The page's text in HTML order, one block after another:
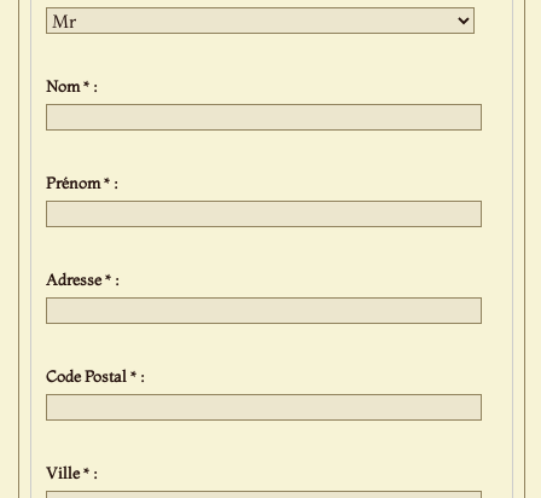
Nom * :
Prénom * :
Adresse * :
Code Postal * :
Ville * :